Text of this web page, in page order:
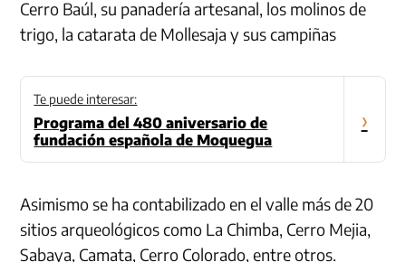
Cerro Baúl, su panadería artesanal, los molinos de
trigo, la catarata de Mollesaja y sus campiñas
Te puede interesar:
Programa del 480 aniversario de
fundación española de Moquegua
›
Asimismo se ha contabilizado en el valle más de 20
sitios arqueológicos como La Chimba, Cerro Mejia,
Sabaya, Camata, Cerro Colorado, entre otros.